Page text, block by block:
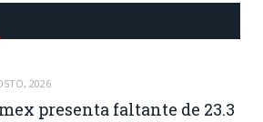
2026
presenta faltante de 23.3